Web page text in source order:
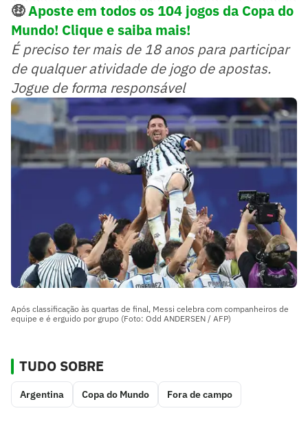
🤑Aposte em todos os 104 jogos da Copa do
Mundo! Clique e saiba mais!
É preciso ter mais de 18 anos para participar
de qualquer atividade de jogo de apostas.
Jogue de forma responsável
Após classificação às quartas de final, Messi celebra com companheiros de
equipe e é erguido por grupo (Foto: Odd ANDERSEN / AFP)
TUDO SOBRE
Argentina Copa do Mundo Fora de campo